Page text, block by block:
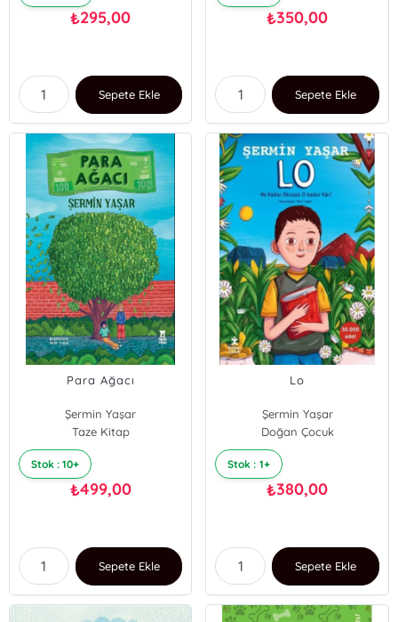
₺295,00
Sepete Ekle
₺350,00
Sepete Ekle
Para Ağacı
Şermin Yaşar
Taze Kitap
Stok : 10+
₺499,00
Sepete Ekle
Lo
Şermin Yaşar
Doğan Çocuk
Stok : 1+
₺380,00
Sepete Ekle